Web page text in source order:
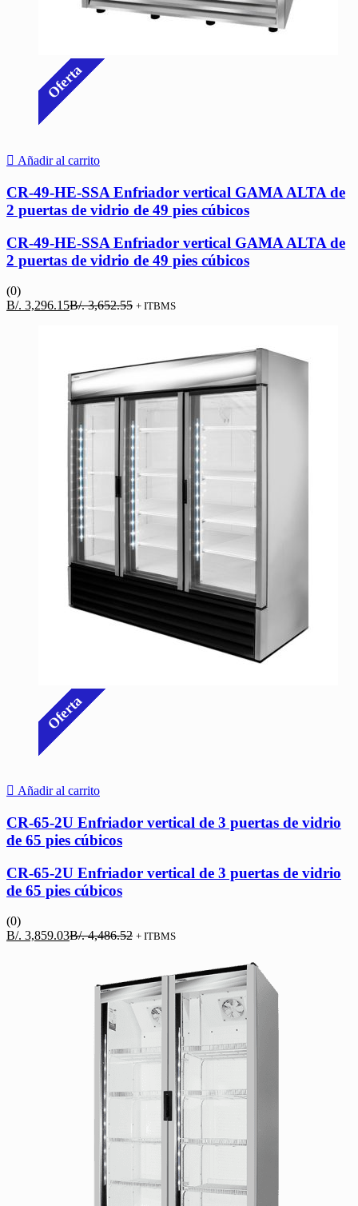
Oferta
Añadir al carrito
CR-49-HE-SSA Enfriador vertical GAMA ALTA de
2 puertas de vidrio de 49 pies cúbicos
CR-49-HE-SSA Enfriador vertical GAMA ALTA de
2 puertas de vidrio de 49 pies cúbicos
(0)
B/. 3,296.15El
B/. 3,296.15.
B/.3,652.55 El
B/. 3,652.55.
+ ITBMS
Oferta
Añadir al carrito
CR-65-2U Enfriador vertical de 3 puertas de vidrio
de 65 pies cúbicos
CR-65-2U Enfriador vertical de 3 puertas de vidrio
de 65 pies cúbicos
(0)
B/. 3,859.03El
B/. 3,859.03.
B/.4,486.52 El
era:
B/. 4,486.52.
+ ITBMS